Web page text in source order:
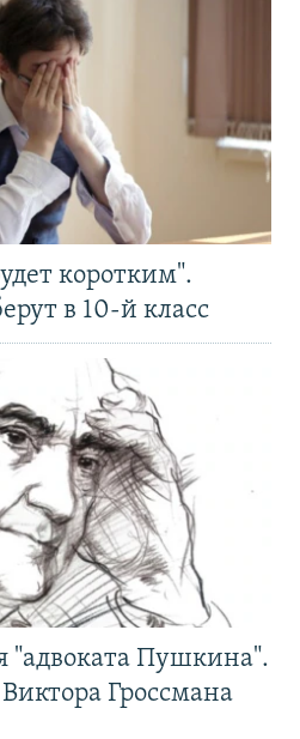
коротким".
в 10-й класс
"адвоката Пушкина".
Гроссмана